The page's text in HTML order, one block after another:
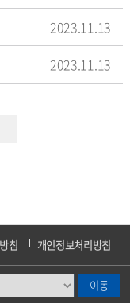
2023.11.13
2023.11.13
침 개인정보처리방침
캠퍼스안내